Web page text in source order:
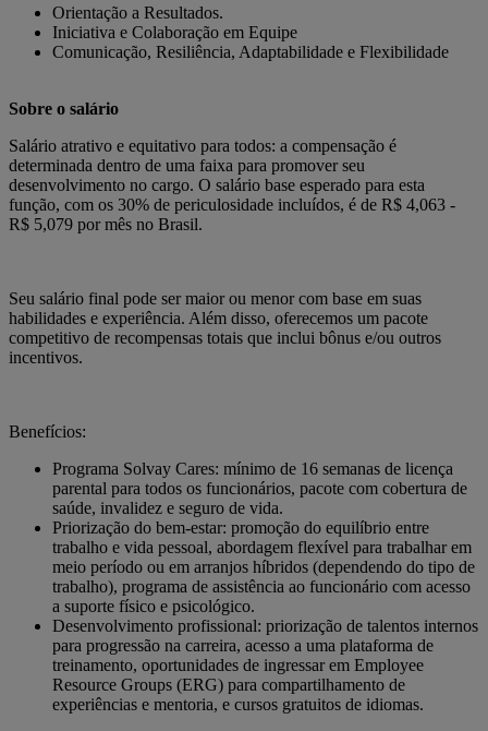
Orientação a Resultados.
Iniciativa e Colaboração em Equipe
Comunicação, Resiliência, Adaptabilidade e Flexibilidade
Sobre o salário
Salário atrativo e equitativo para todos: a compensação é
determinada dentro de uma faixa para promover seu
desenvolvimento no cargo. O salário base esperado para esta
função, com os 30% de periculosidade incluídos, é de R$ 4,063 -
R$ 5,079 por mês no Brasil.
Seu salário final pode ser maior ou menor com base em suas
habilidades e experiência. Além disso, oferecemos um pacote
competitivo de recompensas totais que inclui bônus e/ou outros
incentivos.
Benefícios:
Programa Solvay Cares: mínimo de 16 semanas de licença
parental para todos os funcionários, pacote com cobertura de
saúde, invalidez e seguro de vida.
Priorização do bem-estar: promoção do equilíbrio entre
trabalho e vida pessoal, abordagem flexível para trabalhar em
meio período ou em arranjos híbridos (dependendo do tipo de
trabalho), programa de assistência ao funcionário com acesso
a suporte físico e psicológico.
Desenvolvimento profissional: priorização de talentos internos
para progressão na carreira, acesso a uma plataforma de
treinamento, oportunidades de ingressar em Employee
Resource Groups (ERG) para compartilhamento de
experiências e mentoria, e cursos gratuitos de idiomas.